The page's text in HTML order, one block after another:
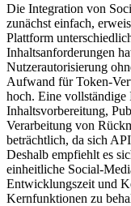
Die Integration von
zunächst einfach,
Plattform
Inhaltsanforderungen
Nutzerautorisierung
Aufwand für Token-
hoch. Eine
Inhaltsvorbereitung,
Verarbeitung von
beträchtlich, da sich
Deshalb empfiehlt es
einheitliche Social-
Entwicklungszeit und
Kernfunktionen zu